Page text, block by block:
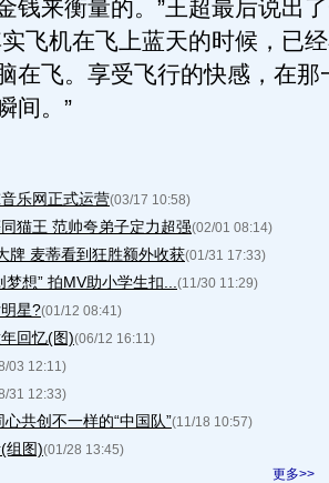
钱来衡量的。”王超最后说出
飞机在飞上蓝天的时候，已
在飞。享受飞行的快感，在那
间。”
乐网正式运营(03/17 10:58)
猫王 范帅夸弟子定力超强(02/01 08:14)
牌 麦蒂看到狂胜额外收获(01/31 17:33)
想” 拍MV助小学生扣... (11/30 11:29)
星?(01/12 08:41)
回忆(图)(06/12 16:11)
03 12:11)
31 12:33)
共创不一样的“中国队”(11/18 10:57)
组图)(01/28 13:45)
更多>>